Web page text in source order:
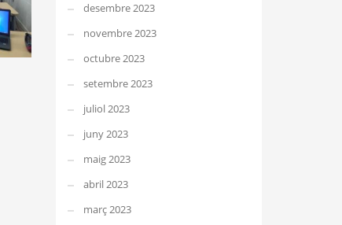
desembre 2023
novembre 2023
octubre 2023
setembre 2023
juliol 2023
juny 2023
maig 2023
abril 2023
març 2023